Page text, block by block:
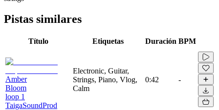
Pistas similares
Título Etiquetas Duración BPM
Amber
Bloom
loop 1
TaigaSoundProd
Electronic, Guitar,
Strings, Piano, Vlog,
Calm
0:42 -